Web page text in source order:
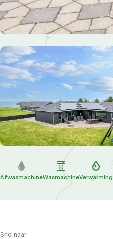
AfwasmachineWasmachineVerwarming
Snel naar: